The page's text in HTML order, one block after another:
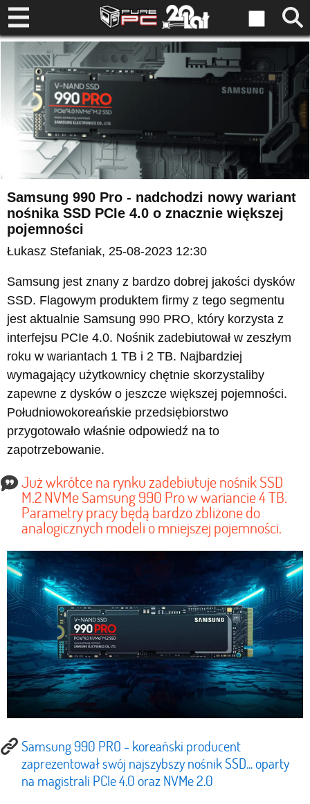
Samsung 990 Pro - nadchodzi nowy wariant
nośnika SSD PCIe 4.0 o znacznie większej
pojemności
Łukasz Stefaniak, 25-08-2023 12:30
Samsung jest znany z bardzo dobrej jakości dysków
SSD. Flagowym produktem firmy z tego segmentu
jest aktualnie Samsung 990 PRO, który korzysta z
interfejsu PCIe 4.0. Nośnik zadebiutował w zeszłym
roku w wariantach 1 TB i 2 TB. Najbardziej
wymagający użytkownicy chętnie skorzystaliby
zapewne z dysków o jeszcze większej pojemności.
Południowokoreańskie przedsiębiorstwo
przygotowało właśnie odpowiedź na to
zapotrzebowanie.
Już wkrótce na rynku zadebiutuje nośnik SSD
M.2 NVMe Samsung 990 Pro w wariancie 4 TB.
Parametry pracy będą bardzo zbliżone do
analogicznych modeli o mniejszej pojemności.
Samsung 990 PRO - koreański producent
zaprezentował swój najszybszy nośnik SSD... oparty
na magistrali PCIe 4.0 oraz NVMe 2.0